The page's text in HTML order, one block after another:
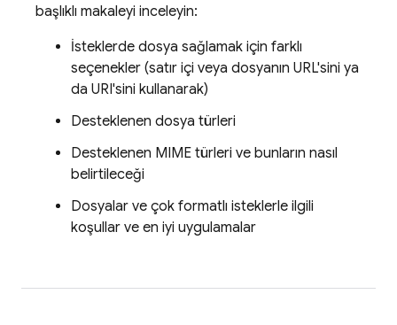
başlıklı makaleyi inceleyin:
İsteklerde dosya sağlamak için farklı
seçenekler (satır içi veya dosyanın URL'sini ya
da URI'sini kullanarak)
Desteklenen dosya türleri
Desteklenen MIME türleri ve bunların nasıl
belirtileceği
Dosyalar ve çok formatlı isteklerle ilgili
koşullar ve en iyi uygulamalar